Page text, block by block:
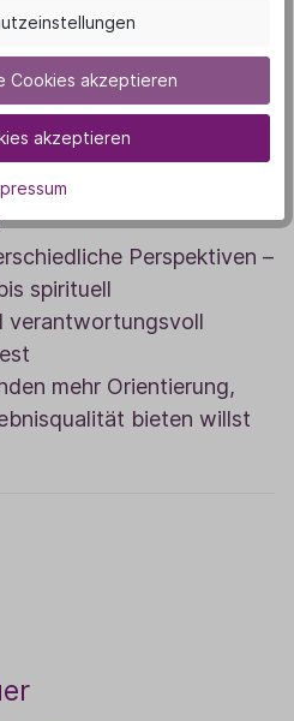
wenn du …
und deine Arbeit
genauso wichtig ist
eröffnen und stimmig
Perspektiven –
spirituell
verantwortungsvoll
mehr Orientierung,
bieten willst
Cookies akzeptieren
akzeptieren